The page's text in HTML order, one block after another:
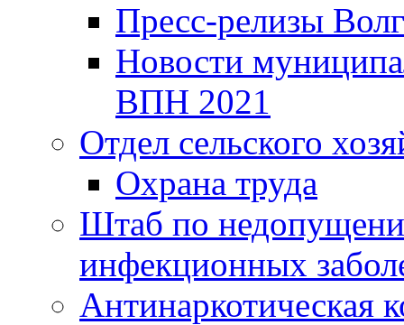
Пресс-релизы
Новости
ВПН 2021
Отдел сельского
Охрана труда
Штаб по
инфекционных
Антинаркотическая